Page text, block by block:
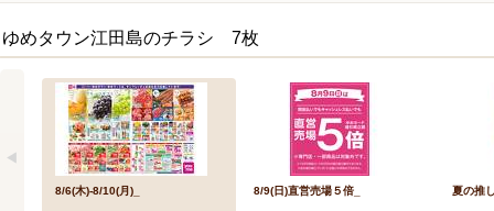
ゆめタウン江田島のチラシ 7枚
8/6(木)-8/10(月)_ 8/9(日)直営売場５倍_ 夏の推